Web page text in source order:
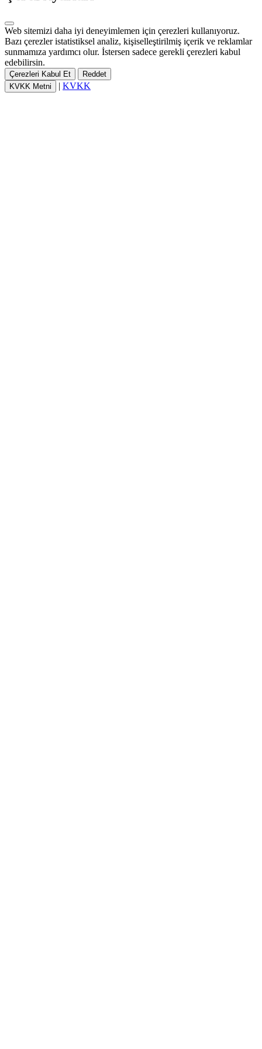
Web sitemizi daha iyi deneyimlemen için çerezleri kullanıyoruz.
Bazı çerezler istatistiksel analiz, kişiselleştirilmiş içerik ve reklamlar
sunmamıza yardımcı olur. İstersen sadece gerekli çerezleri kabul
edebilirsin.
Çerezleri Kabul Et
Reddet
KVKK Metni
| KVKK